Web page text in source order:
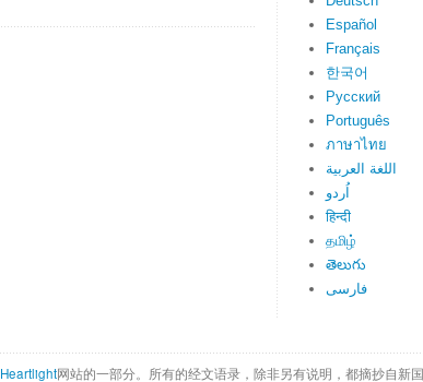
Español
Français
한국어
Русский
Português
ภาษาไทย
اللغة العربية
اُردو
हिन्दी
தமிழ்
తెలుగు
فارسی
Heartlight网站的一部分。所有的经文语录，除非另有说明，都摘抄自新